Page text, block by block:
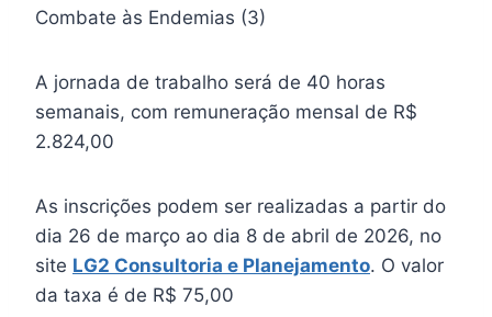
Combate às Endemias (3)
A jornada de trabalho será de 40 horas
semanais, com remuneração mensal de R$
2.824,00
As inscrições podem ser realizadas a partir do
dia 26 de março ao dia 8 de abril de 2026, no
site LG2 Consultoria e Planejamento. O valor
da taxa é de R$ 75,00